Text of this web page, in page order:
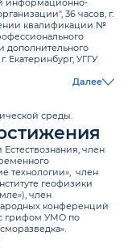
информационно-
36 часов, г.
квалификации №
дополнительного
Екатеринбург, УГГУ
Далее
среды.
член
технологии», член
геофизики
член
конференций
с грифом УМО по